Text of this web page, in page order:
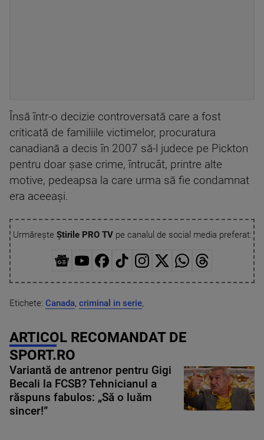
Însă într-o decizie controversată care a fost
criticată de familiile victimelor, procuratura
canadiană a decis în 2007 să-l judece pe Pickton
pentru doar şase crime, întrucât, printre alte
motive, pedeapsa la care urma să fie condamnat
era aceeaşi.
Urmărește Știrile PRO TVpe canalul de social media preferat:
Etichete: Canada, criminal in serie,
ARTICOL RECOMANDAT DE
SPORT.RO
Variantă de antrenor pentru Gigi
Becali la FCSB? Tehnicianul a
răspuns fabulos: „Să o luăm
sincer!”